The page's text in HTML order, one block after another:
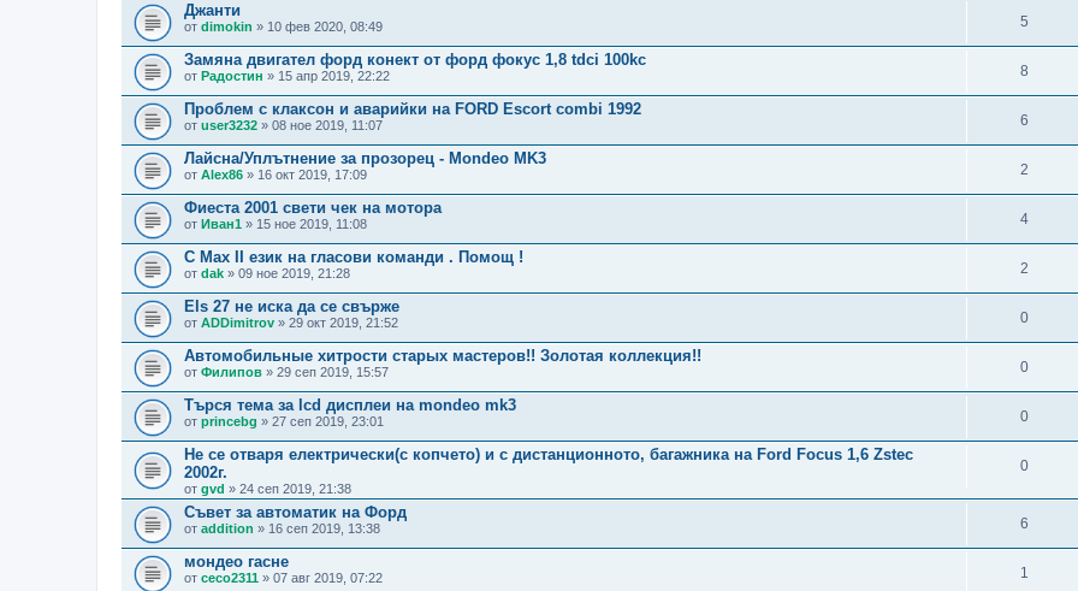
Джанти
от dimokin » 10 фев 2020, 08:49 5
Замяна двигател форд конект от форд фокус 1,8 tdci 100kc
от Радостин » 15 апр 2019, 22:22 8
Проблем с клаксон и аварийки на FORD Escort combi 1992
от user3232 » 08 ное 2019, 11:07 6
Лайсна/Уплътнение за прозорец - Mondeo MK3
от Alex86 » 16 окт 2019, 17:09 2
Фиеста 2001 свети чек на мотора
от Иван1 » 15 ное 2019, 11:08 4
C Max II език на гласови команди . Помощ !
от dak » 09 ное 2019, 21:28 2
Els 27 не иска да се свърже
от ADDimitrov » 29 окт 2019, 21:52 0
Автомобильные хитрости старых мастеров!! Золотая коллекция!!
от Филипов » 29 сеп 2019, 15:57 0
Търся тема зa lcd дисплеи на mondeo mk3
от princebg » 27 сеп 2019, 23:01 0
Не се отваря електрически(с копчето) и с дистанционното, багажника на Fоrd Focus 1,6 Zstec
2002г.
от gvd » 24 сеп 2019, 21:38
0
Съвет за автоматик на Форд
от addition » 16 сеп 2019, 13:38 6
мондео гасне
от ceco2311 » 07 авг 2019, 07:22 1